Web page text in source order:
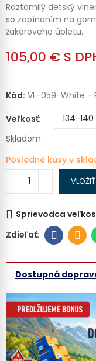
Roztomilý detský
so zapínaním na
žakároveho úpletu.
105,00 € S
Kód: VL-059-White -
Veľkosť
Skladom
Posledné kusy v
Sprievodca
Dostupná